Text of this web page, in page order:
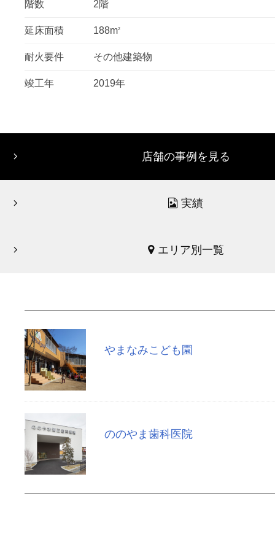
階数 2階
延床面積 188m2
耐火要件 その他建築物
竣工年 2019年
店舗の事例を見る
実績
エリア別一覧
やまなみこども園
ののやま歯科医院